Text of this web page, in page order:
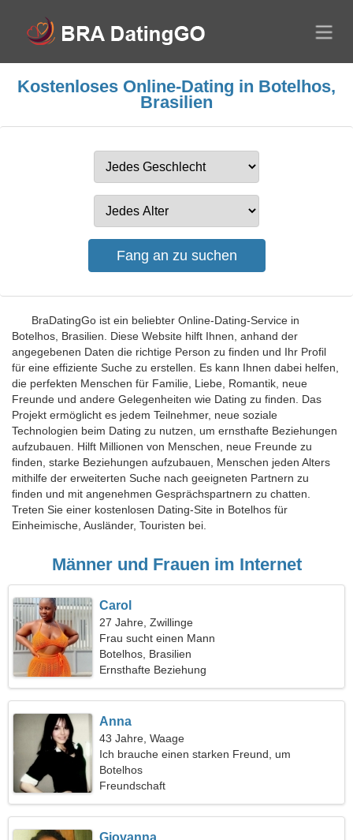
Kostenloses Online-Dating in Botelhos,
Brasilien
BraDatingGo ist ein beliebter Online-Dating-Service in
Botelhos, Brasilien. Diese Website hilft Ihnen, anhand der
angegebenen Daten die richtige Person zu finden und Ihr Profil
für eine effiziente Suche zu erstellen. Es kann Ihnen dabei helfen,
die perfekten Menschen für Familie, Liebe, Romantik, neue
Freunde und andere Gelegenheiten wie Dating zu finden. Das
Projekt ermöglicht es jedem Teilnehmer, neue soziale
Technologien beim Dating zu nutzen, um ernsthafte Beziehungen
aufzubauen. Hilft Millionen von Menschen, neue Freunde zu
finden, starke Beziehungen aufzubauen, Menschen jeden Alters
mithilfe der erweiterten Suche nach geeigneten Partnern zu
finden und mit angenehmen Gesprächspartnern zu chatten.
Treten Sie einer kostenlosen Dating-Site in Botelhos für
Einheimische, Ausländer, Touristen bei.
Männer und Frauen im Internet
Carol
27 Jahre, Zwillinge
Frau sucht einen Mann
Botelhos, Brasilien
Ernsthafte Beziehung
Anna
43 Jahre, Waage
Ich brauche einen starken Freund, um
zusammen zu kochen
Botelhos
Freundschaft
Giovanna